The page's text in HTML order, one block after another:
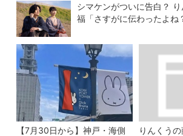
シマケンがついに告白？
福「さすがに伝わったよね
【7月30日から】神戸・海側
りんくう